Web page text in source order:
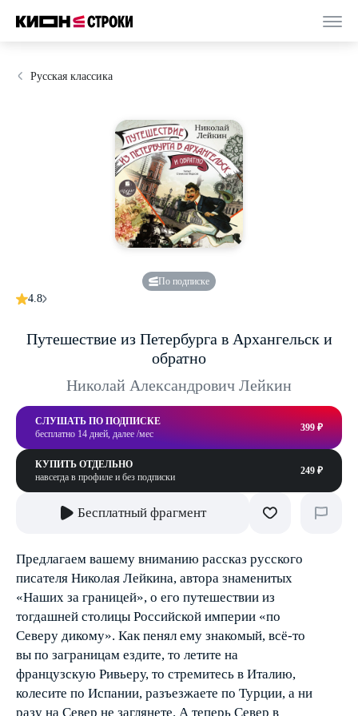
Русская классика
По подписке
4.8
Путешествие из Петербурга в Архангельск и
обратно
Николай Александрович Лейкин
СЛУШАТЬ ПО ПОДПИСКЕ
бесплатно 14 дней, далее /мес
399 ₽
КУПИТЬ ОТДЕЛЬНО
навсегда в профиле и без подписки
249 ₽
Бесплатный фрагмент
Предлагаем вашему вниманию рассказ русского
писателя Николая Лейкина, автора знаменитых
«Наших за границей», о его путешествии из
тогдашней столицы Российской империи «по
Северу дикому». Как пенял ему знакомый, всё-то
вы по заграницам ездите, то летите на
французскую Ривьеру, то стремитесь в Италию,
колесите по Испании, разъезжаете по Турции, а ни
разу на Север не заглянете. А теперь Север в